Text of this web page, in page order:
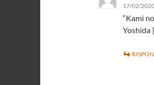
17/02/
“Kami
Yoshida